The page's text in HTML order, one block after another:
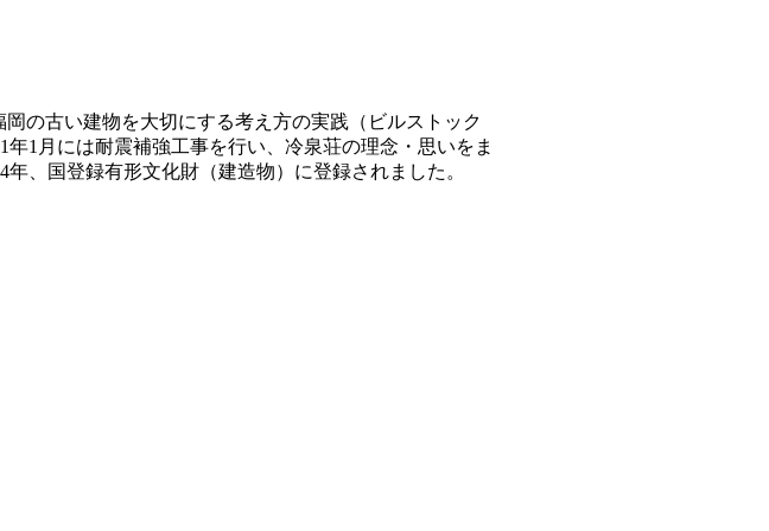
の古い建物を大切にする考え方の実践（ビルストック
1月には耐震補強工事を行い、冷泉荘の理念・思いをま
、国登録有形文化財（建造物）に登録されました。